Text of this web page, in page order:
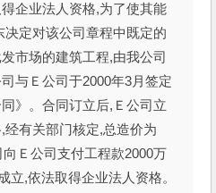
企业法人资格,为了使其能
定对该公司章程中既定的
市场的建筑工程,由我公司
与Ｅ公司于2000年3月签定
》。合同订立后,Ｅ公司立
有关部门核定,总造价为
Ｅ公司支付工程款2000万
立,依法取得企业法人资格。